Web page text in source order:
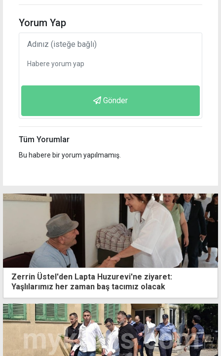
Yorum Yap
Gönder
Tüm Yorumlar
Bu habere bir yorum yapılmamış.
Zerrin Üstel'den Lapta Huzurevi'ne ziyaret:
Yaşlılarımız her zaman baş tacımız olacak